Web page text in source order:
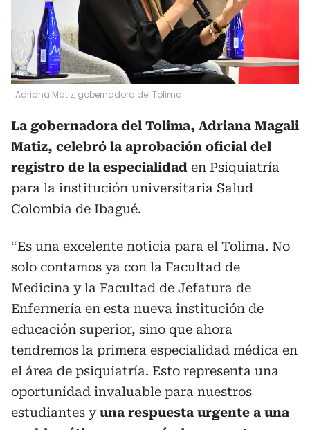
Adriana Matiz, gobernadora del Tolima
La gobernadora del Tolima, Adriana Magali
Matiz, celebró la aprobación oficial del
registro de la especialidad en Psiquiatría
para la institución universitaria Salud
Colombia de Ibagué.
“Es una excelente noticia para el Tolima. No
solo contamos ya con la Facultad de
Medicina y la Facultad de Jefatura de
Enfermería en esta nueva institución de
educación superior, sino que ahora
tendremos la primera especialidad médica en
el área de psiquiatría. Esto representa una
oportunidad invaluable para nuestros
estudiantes yuna respuesta urgente a una